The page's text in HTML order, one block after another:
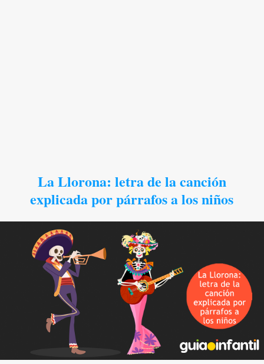
La Llorona: letra de la canción
explicada por párrafos a los niños